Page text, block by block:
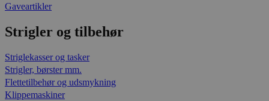
Gaveartikler
Strigler og tilbehør
Striglekasser og tasker
Strigler, børster mm.
Flettetilbehør og udsmykning
Klippemaskiner